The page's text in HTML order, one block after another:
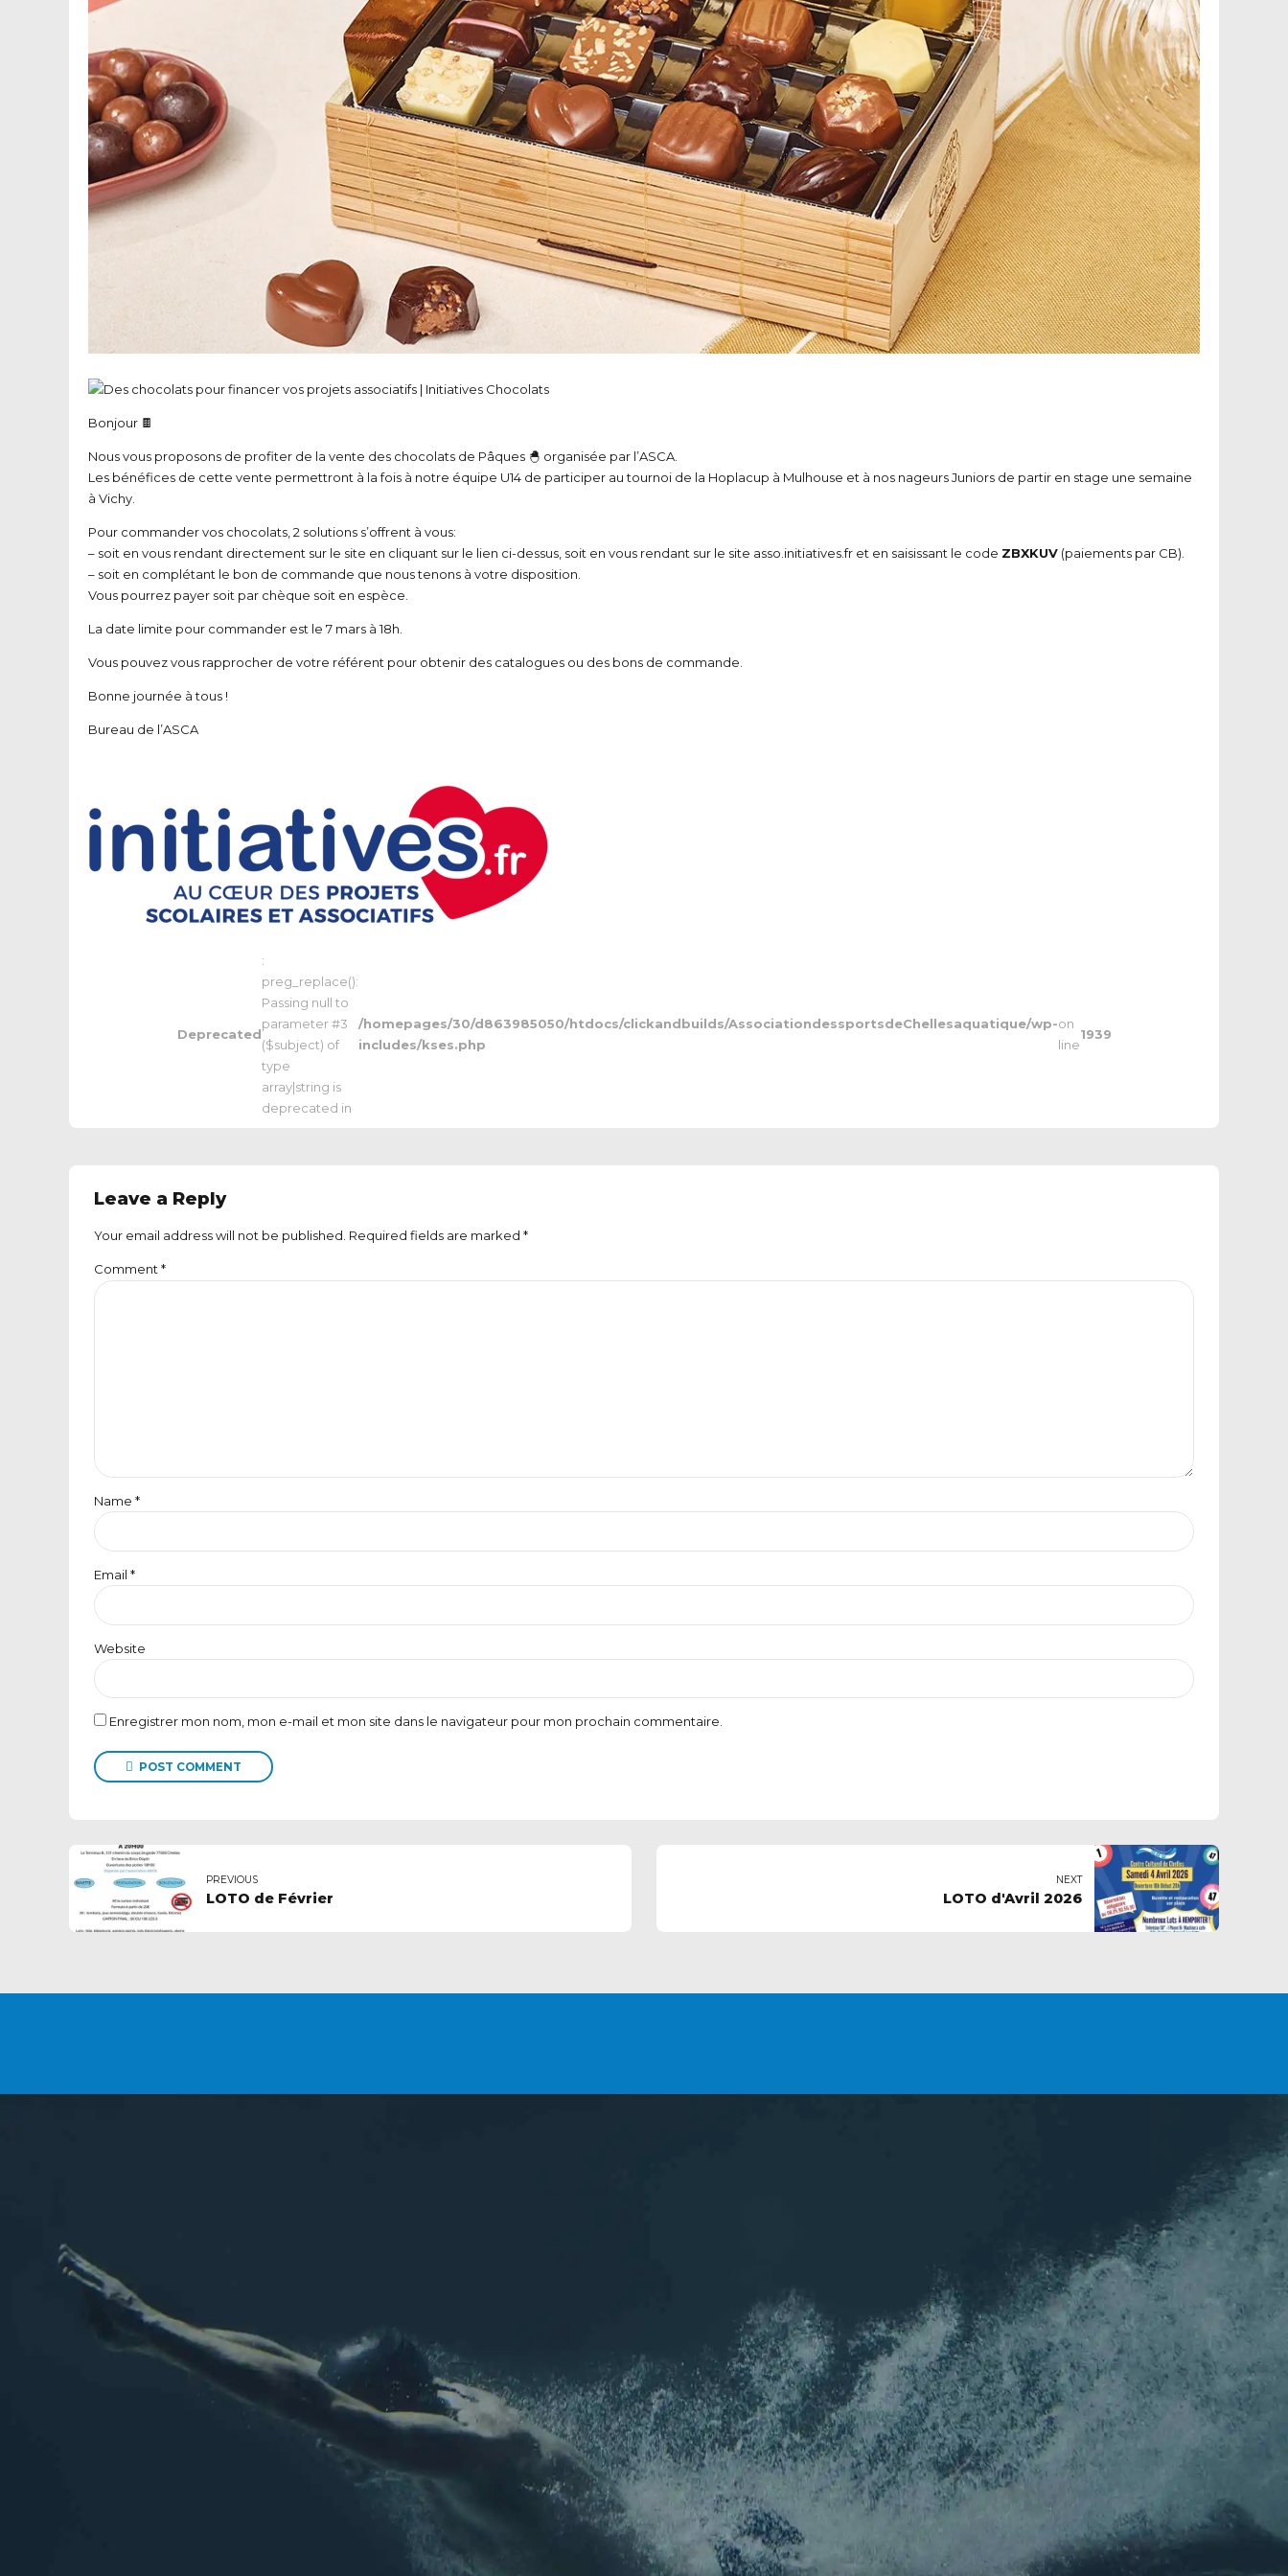
Bonjour 🍫
Nous vous proposons de profiter de la vente des chocolats de Pâques 🐣 organisée par l’ASCA.
Les bénéfices de cette vente permettront à la fois à notre équipe U14 de participer au tournoi de la Hoplacup à Mulhouse et à nos nageurs Juniors de partir en stage une semaine
à Vichy.
Pour commander vos chocolats, 2 solutions s’offrent à vous:
– soit en vous rendant directement sur le site en cliquant sur le lien ci-dessus, soit en vous rendant sur le site asso.initiatives.fr et en saisissant le code ZBXKUV (paiements par CB).
– ⁠soit en complétant le bon de commande que nous tenons à votre disposition.
Vous pourrez payer soit par chèque soit en espèce.
La date limite pour commander est le 7 mars à 18h.
Vous pouvez vous rapprocher de votre référent pour obtenir des catalogues ou des bons de commande.
Bonne journée à tous !
Bureau de l’ASCA
Deprecated
:
preg_replace():
Passing null to
parameter #3
($subject) of
type
array|string is
deprecated in
/homepages/30/d863985050/htdocs/clickandbuilds/AssociationdessportsdeChellesaquatique/wp-
includes/kses.php
on
line
1939
Leave a Reply
Your email address will not be published. Required fields are marked *
Comment *
Name *
Email *
Website
Enregistrer mon nom, mon e-mail et mon site dans le navigateur pour mon prochain commentaire.
POST COMMENT
PREVIOUS
LOTO de Février
NEXT
LOTO d'Avril 2026
NEWSLETTER
Pour ne rien louper de l'actu de l'association !
Nom*
Prénom
Nom
E-mail*
E-mail